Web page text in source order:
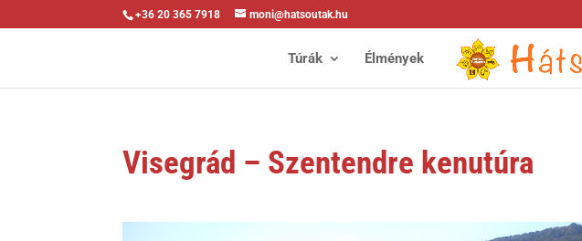
+36 20 365 7918 moni@hatsoutak.hu
Túrák Élmények
Visegrád – Szentendre kenutúra